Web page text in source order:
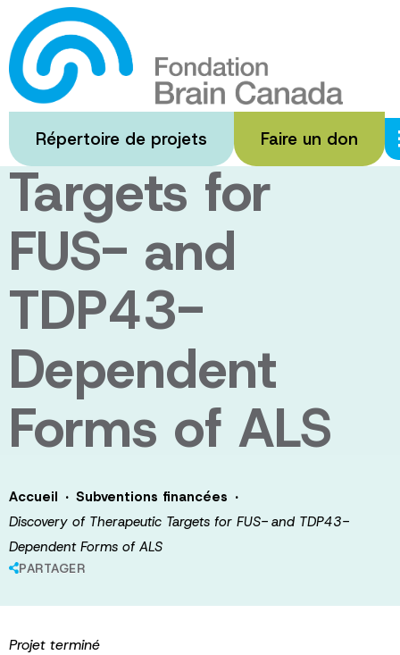
Passer
au
contenu
principal
Répertoire de projets Faire un don
Discovery of
Therapeutic
Targets for
FUS- and
TDP43-
Dependent
Forms of ALS
Accueil · Subventions financées ·
Discovery of Therapeutic Targets for FUS- and TDP43-
Dependent Forms of ALS
PARTAGER
Projet terminé